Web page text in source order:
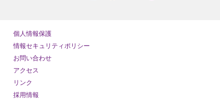
個人情報保護
情報セキュリティポリシー
お問い合わせ
アクセス
リンク
採用情報